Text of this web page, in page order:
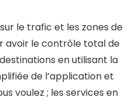
le trafic et les zones de
avoir le contrôle total de
en utilisant la
de l’application et
voulez ; les services en